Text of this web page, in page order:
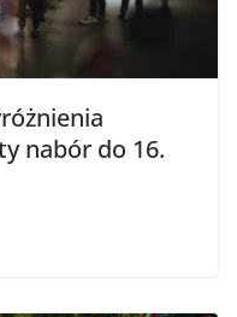
nabór do 16.